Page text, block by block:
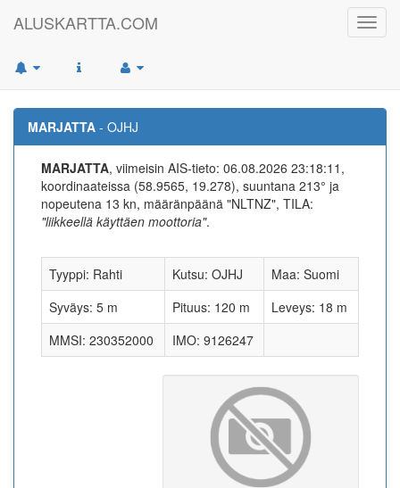
ALUSKARTTA.COM
MARJATTA - OJHJ
MARJATTA, viimeisin AIS-tieto: 06.08.2026 23:18:11,
koordinaateissa (58.9565, 19.278), suuntana 213° ja
nopeutena 13 kn, määränpäänä "NLTNZ", TILA:
"liikkeellä käyttäen moottoria".
Tyyppi: Rahti Kutsu: OJHJ
Maa: Suomi
Syväys: 5 m
Pituus: 120 m
Leveys: 18 m
MMSI: 230352000
IMO: 9126247